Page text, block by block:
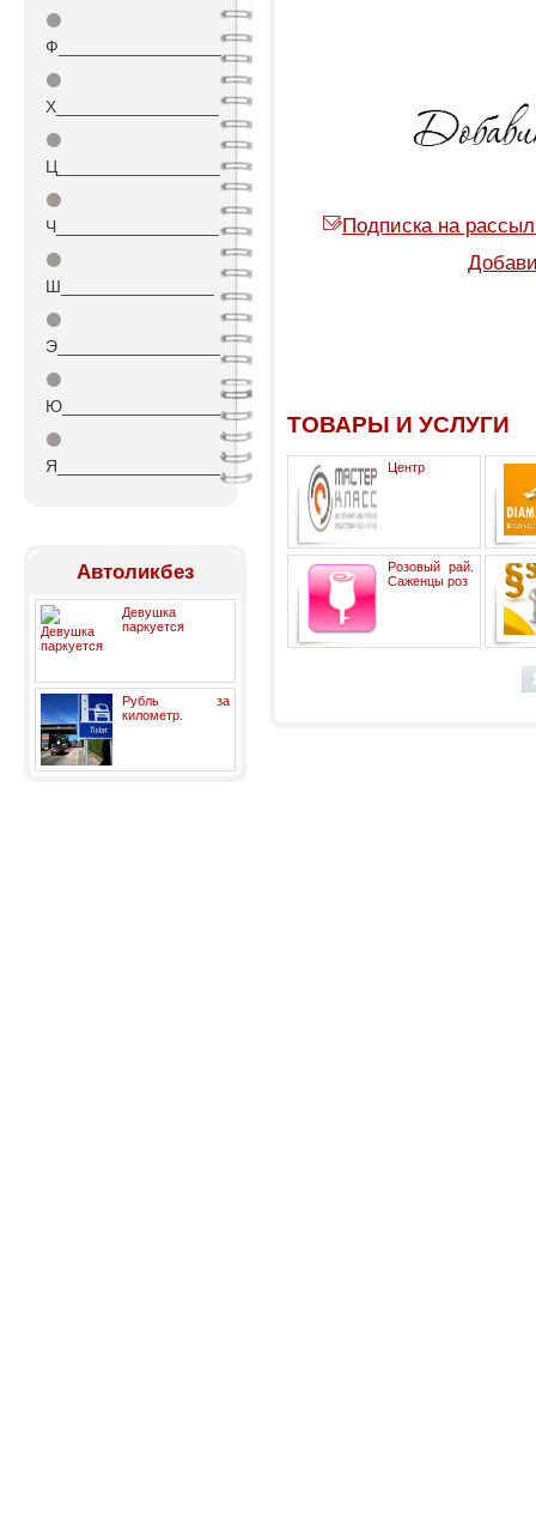
⚫
Ф_________________
⚫
Х_________________
⚫
Ц_________________
⚫
Ч_________________
⚫
Ш________________
⚫
Э_________________
⚫
Ю_________________
⚫
Я_________________
Автоликбез
Девушка
паркуется
Рубль за
километр.
Подписка на
ТОВАРЫ И УСЛУГИ
Центр
контраварийной подготовки
водителей
Розовый рай.
Саженцы роз